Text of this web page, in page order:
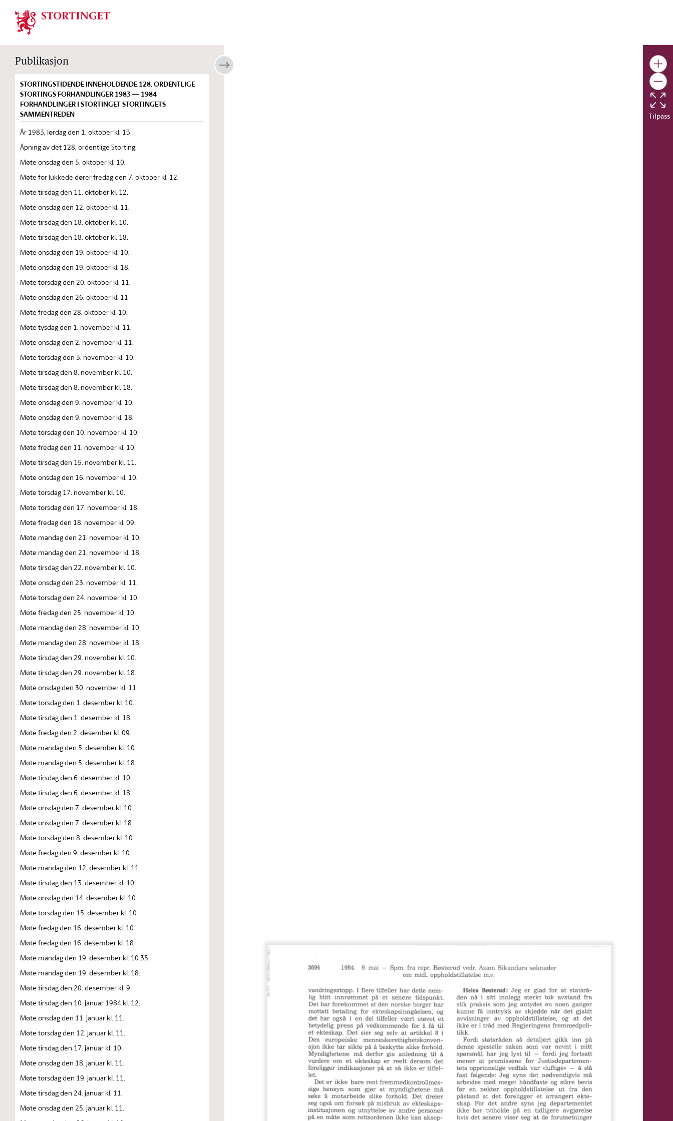
Stortinget.no
Publikasjon
STORTINGSTIDENDE INNEHOLDENDE 128. ORDENTLIGE
STORTINGS FORHANDLINGER 1983 — 1984
FORHANDLINGER I STORTINGET STORTINGETS
SAMMENTREDEN
År 1983, lørdag den 1. oktober kl. 13
Åpning av det 128. ordentlige Storting.
Møte onsdag den 5. oktober kl. 10.
Møte for lukkede dører fredag den 7. oktober kl. 12.
Møte tirsdag den 11. oktober kl. 12.
Møte onsdag den 12. oktober kl. 11.
Møte tirsdag den 18. oktober kl. 10.
Møte tirsdag den 18. oktober kl. 18.
Møte onsdag den 19. oktober kl. 10.
Møte onsdag den 19. oktober kl. 18.
Møte torsdag den 20. oktober kl. 11.
Møte onsdag den 26. oktober kl. 11
Møte fredag den 28. oktober kl. 10.
Møte tysdag den 1. november kl. 11.
Møte onsdag den 2. november kl. 11.
Møte torsdag den 3. november kl. 10.
Møte tirsdag den 8. november kl. 10.
Møte tirsdag den 8. november kl. 18.
Møte onsdag den 9. november kl. 10.
Møte onsdag den 9. november kl. 18.
Møte torsdag den 10. november kl. 10.
Møte fredag den 11. november kl. 10.
Møte tirsdag den 15. november kl. 11.
Møte onsdag den 16. november kl. 10.
Møte torsdag 17. november kl. 10.
Møte torsdag den 17. november kl. 18.
Møte fredag den 18. november kl. 09.
Møte mandag den 21. november kl. 10.
Møte mandag den 21. november kl. 18.
Møte tirsdag den 22. november kl. 10.
Møte onsdag den 23. november kl. 11.
Møte torsdag den 24. november kl. 10.
Møte fredag den 25. november kl. 10.
Møte mandag den 28. november kl. 10.
Møte mandag den 28. november kl. 18.
Møte tirsdag den 29. november kl. 10.
Møte tirsdag den 29. november kl. 18.
Møte onsdag den 30. november kl. 11.
Møte torsdag den 1. desember kl. 10.
Møte tirsdag den 1. desember kl. 18.
Møte fredag den 2. desember kl. 09.
Møte mandag den 5. desember kl. 10.
Møte mandag den 5. desember kl. 18.
Møte tirsdag den 6. desember kl. 10.
Møte tirsdag den 6. desember kl. 18.
Møte onsdag den 7. desember kl. 10.
Møte onsdag den 7. desember kl. 18.
Møte torsdag den 8. desember kl. 10.
Møte fredag den 9. desember kl. 10.
Møte mandag den 12. desember kl. 11.
Møte tirsdag den 13. desember kl. 10.
Møte onsdag den 14. desember kl. 10.
Møte torsdag den 15. desember kl. 10.
Møte fredag den 16. desember kl. 10.
Møte fredag den 16. desember kl. 18.
Møte mandag den 19. desember kl. 10.35.
Møte mandag den 19. desember kl. 18.
Møte tirsdag den 20. desember kl. 9.
Møte tirsdag den 10. januar 1984 kl. 12.
Møte onsdag den 11. januar kl. 11.
Møte torsdag den 12. januar kl. 11.
Møte tirsdag den 17. januar kl. 10.
Møte onsdag den 18. januar kl. 11.
Møte torsdag den 19. januar kl. 11.
Møte tirsdag den 24. januar kl. 11.
Møte onsdag den 25. januar kl. 11.